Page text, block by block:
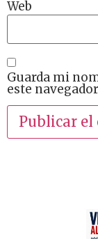
Web
Guarda mi
este